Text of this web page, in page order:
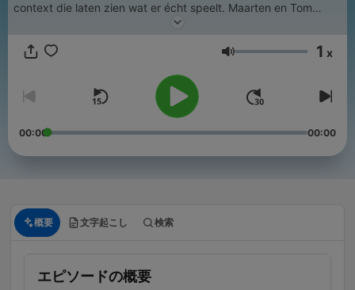
context die laten zien wat er écht speelt. Maarten en Tom
plaatsen het nieuws in perspectief. Vaak met droge humor, en
wel meevalt. De grootste en best beluisterde nieuwspodcast
hoeveel rust en overzicht dat oplevert.
音量 1 x
00:00 00:00
概要 文字起こし 検索
エピソードの概要